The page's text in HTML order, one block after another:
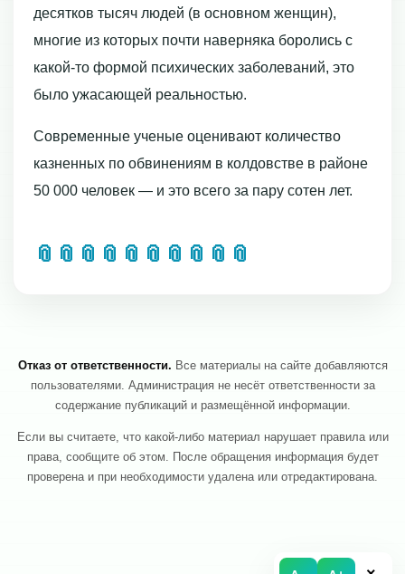
десятков тысяч людей (в основном женщин),
многие из которых почти наверняка боролись с
какой-то формой психических заболеваний, это
было ужасающей реальностью.
Современные ученые оценивают количество
казненных по обвинениям в колдовстве в районе
50 000 человек — и это всего за пару сотен лет.
📎 📎 📎 📎 📎 📎 📎 📎 📎 📎
Отказ от ответственности. Все материалы на сайте добавляются
пользователями. Администрация не несёт ответственности за
содержание публикаций и размещённой информации.
Если вы считаете, что какой-либо материал нарушает правила или
права, сообщите об этом. После обращения информация будет
проверена и при необходимости удалена или отредактирована.